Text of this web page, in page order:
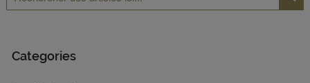
Categories